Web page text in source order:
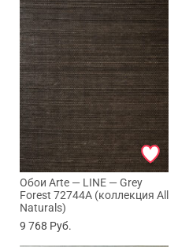
Обои Arte — LINE — Grey
Forest 72744A (коллекция All
Naturals)
9 768 Руб.